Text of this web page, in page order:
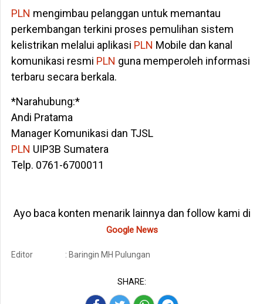
PLN mengimbau pelanggan untuk memantau
perkembangan terkini proses pemulihan sistem
kelistrikan melalui aplikasi PLN Mobile dan kanal
komunikasi resmi PLN guna memperoleh informasi
terbaru secara berkala.
*Narahubung:*
Andi Pratama
Manager Komunikasi dan TJSL
PLN UIP3B Sumatera
Telp. 0761-6700011
Ayo baca konten menarik lainnya dan follow kami di
Google News
Editor : Baringin MH Pulungan
SHARE: